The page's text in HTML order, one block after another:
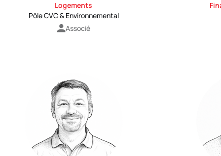
Logements
Pôle CVC & Environnemental
Associé